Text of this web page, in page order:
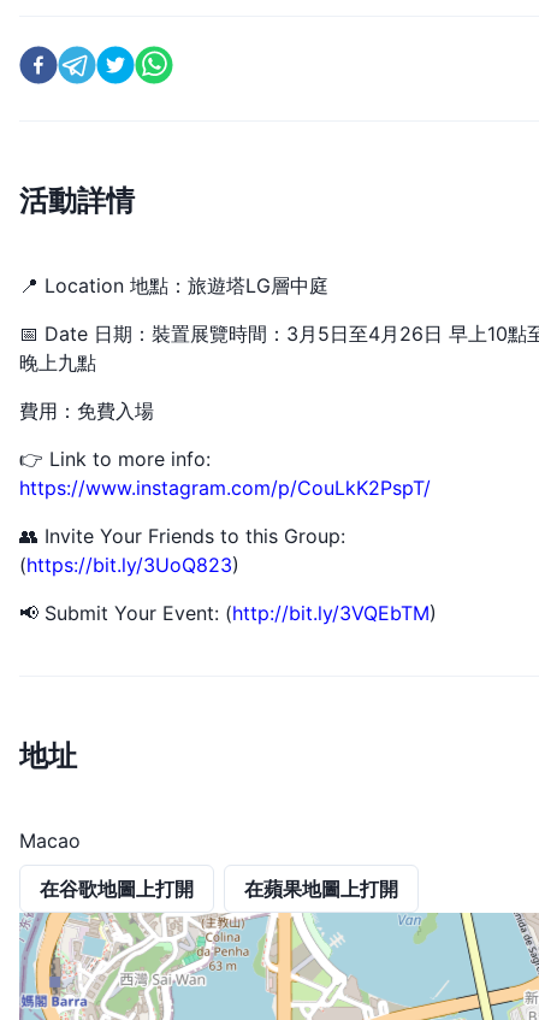
活動詳情
📍 Location 地點：旅遊塔LG層中庭
📅 Date 日期：裝置展覽時間：3月5日至4月26日 早上10點
晚上九點
費用：免費入場
👉 Link to more info:
https://www.instagram.com/p/CouLkK2PspT/
👥 Invite Your Friends to this Group:
(https://bit.ly/3UoQ823)
📢 Submit Your Event: (http://bit.ly/3VQEbTM)
地址
Macao
在谷歌地圖上打開 在蘋果地圖上打開